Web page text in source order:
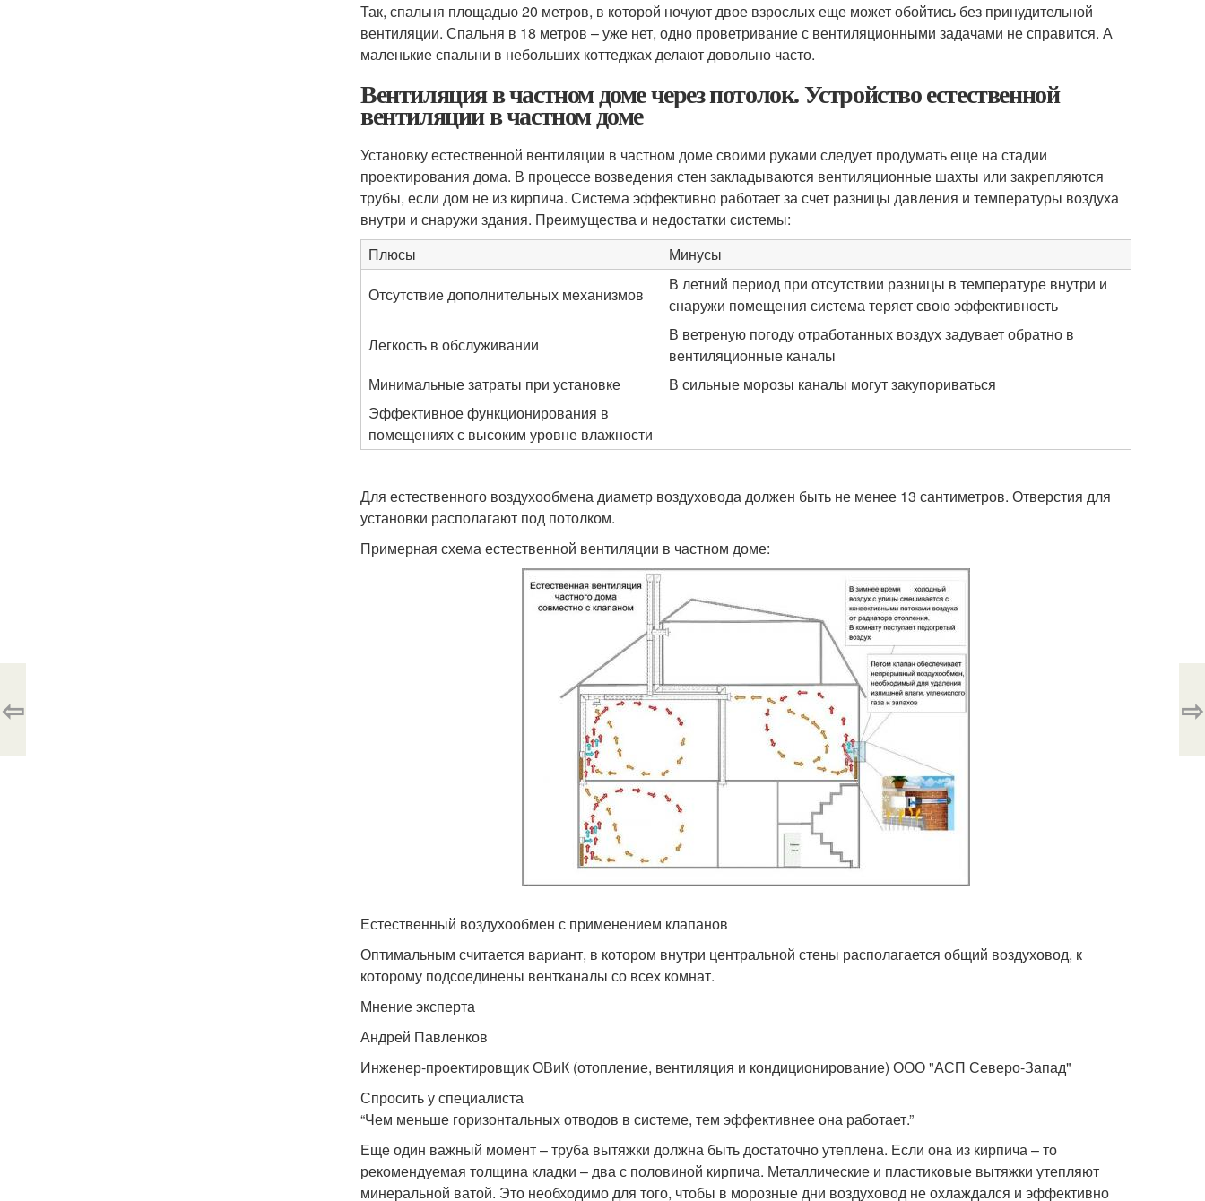
Так, спальня площадью 20 метров, в которой ночуют двое взрослых еще может обойтись без принудительной
вентиляции. Спальня в 18 метров – уже нет, одно проветривание с вентиляционными задачами не справится. А
маленькие спальни в небольших коттеджах делают довольно часто.
Вентиляция в частном доме через потолок. Устройство естественной
вентиляции в частном доме
Установку естественной вентиляции в частном доме своими руками следует продумать еще на стадии
проектирования дома. В процессе возведения стен закладываются вентиляционные шахты или закрепляются
трубы, если дом не из кирпича. Система эффективно работает за счет разницы давления и температуры воздуха
внутри и снаружи здания. Преимущества и недостатки системы:
Плюсы
Минусы
Отсутствие дополнительных механизмов
В летний период при отсутствии разницы в температуре внутри и
снаружи помещения система теряет свою эффективность
Легкость в обслуживании
В ветреную погоду отработанных воздух задувает обратно в
вентиляционные каналы
Минимальные затраты при установке
В сильные морозы каналы могут закупориваться
Эффективное функционирования в
помещениях с высоким уровне влажности
Для естественного воздухообмена диаметр воздуховода должен быть не менее 13 сантиметров. Отверстия для
установки располагают под потолком.
Примерная схема естественной вентиляции в частном доме:
Естественный воздухообмен с применением клапанов
Оптимальным считается вариант, в котором внутри центральной стены располагается общий воздуховод, к
которому подсоединены вентканалы со всех комнат.
Мнение эксперта
Андрей Павленков
Инженер-проектировщик ОВиК (отопление, вентиляция и кондиционирование) ООО "АСП Северо-Запад"
Спросить у специалиста
“Чем меньше горизонтальных отводов в системе, тем эффективнее она работает.”
Еще один важный момент – труба вытяжки должна быть достаточно утеплена. Если она из кирпича – то
рекомендуемая толщина кладки – два с половиной кирпича. Металлические и пластиковые вытяжки утепляют
минеральной ватой. Это необходимо для того, чтобы в морозные дни воздуховод не охлаждался и эффективно
⇦ ⇨